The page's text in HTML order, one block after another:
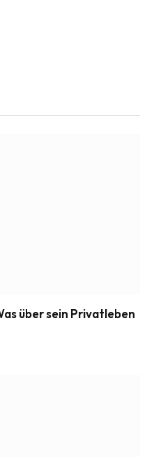
über sein Privatleben